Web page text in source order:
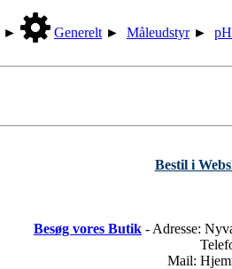
► Generelt ► Måleudstyr ► pH
Bestil i
Besøg vores Butik - Adresse:
Mail: